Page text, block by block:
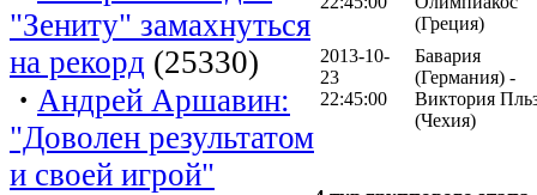
"Зениту" замахнуться
на рекорд (25330)
· Андрей Аршавин:
"Доволен результатом
и своей игрой"
(Греция)
2013-10-
23
22:45:00
Бавария
(Германия) -
Виктория
(Чехия)